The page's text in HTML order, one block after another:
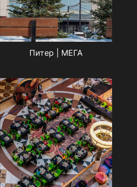
Питер | МЕГА